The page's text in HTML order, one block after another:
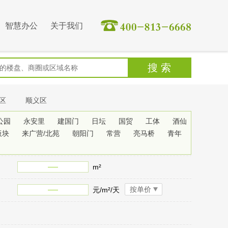
智慧办公 关于我们
顺义区
园 永安里 建国门 日坛 国贸 工体
酒仙
块
来广营/北苑 朝阳门 常营 亮马桥 青年
m²
元/m²/天 按单价